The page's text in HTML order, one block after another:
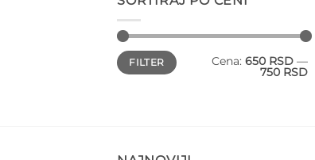
Minimalna
cena
Maksimalna
cenaFILTER Cena: 650 RSD —
750 RSD